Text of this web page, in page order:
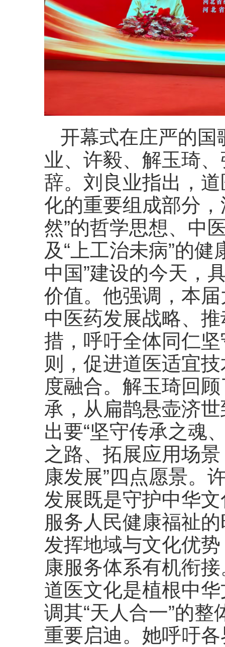
开幕式在庄严的国
业、许毅、解玉琦
辞。刘良业指出，
化的重要组成部分
然”的哲学思想、中
及“上工治未病”的
中国”建设的今天，
价值。他强调，本
中医药发展战略、
措，呼吁全体同仁坚
则，促进道医适宜
度融合。解玉琦回
承，从扁鹊悬壶济
出要“坚守传承之魂
之路、拓展应用场
康发展”四点愿景。
发展既是守护中华
服务人民健康福祉
发挥地域与文化优
康服务体系有机衔
道医文化是植根中
调其“天人合一”的
重要启迪。她呼吁